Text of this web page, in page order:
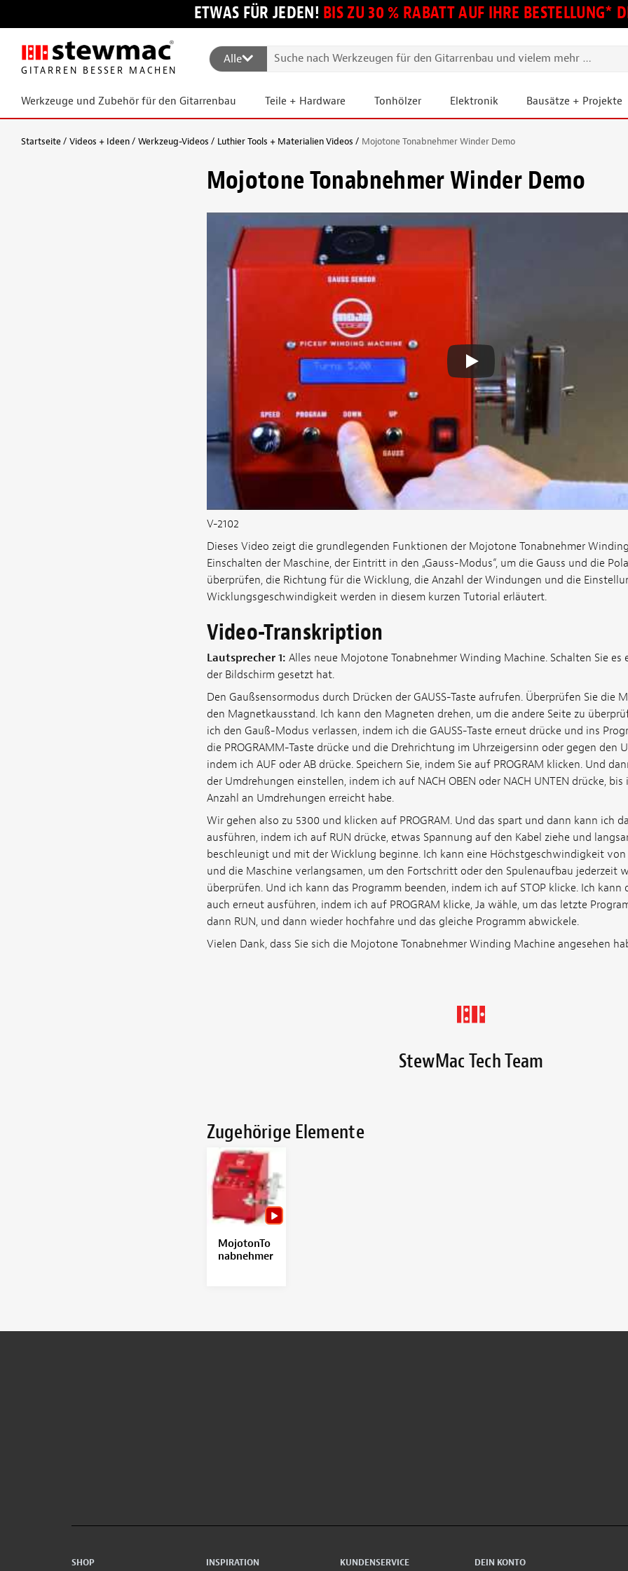
ETWAS FÜR JEDEN! BIS ZU 30 % RABATT AUF IHRE BESTELLUNG*
GITARREN BESSER MACHEN
Alle
Werkzeuge und Zubehör für den Gitarrenbau Teile + Hardware Tonhölzer Elektronik Bausätze + Projekte
Startseite Videos + Ideen Werkzeug-Videos Luthier Tools + Materialien Videos Mojotone Tonabnehmer Winder Demo
Mojotone Tonabnehmer Winder Demo
V-2102
Dieses Video zeigt die grundlegenden Funktionen der Mojotone Tonabnehmer
Einschalten der Maschine, der Eintritt in den „Gauss-Modus“, um die Gauss und die
überprüfen, die Richtung für die Wicklung, die Anzahl der Windungen und die
Wicklungsgeschwindigkeit werden in diesem kurzen Tutorial erläutert.
Video-Transkription
Lautsprecher 1: Alles neue Mojotone Tonabnehmer Winding Machine. Schalten Sie es
der Bildschirm gesetzt hat.
Den Gaußsensormodus durch Drücken der GAUSS-Taste aufrufen. Überprüfen Sie die
den Magnetkausstand. Ich kann den Magneten drehen, um die andere Seite zu
ich den Gauß-Modus verlassen, indem ich die GAUSS-Taste erneut drücke und ins
die PROGRAMM-Taste drücke und die Drehrichtung im Uhrzeigersinn oder gegen den
indem ich AUF oder AB drücke. Speichern Sie, indem Sie auf PROGRAM klicken. Und
der Umdrehungen einstellen, indem ich auf NACH OBEN oder NACH UNTEN drücke,
Anzahl an Umdrehungen erreicht habe.
Wir gehen also zu 5300 und klicken auf PROGRAM. Und das spart und dann kann ich
ausführen, indem ich auf RUN drücke, etwas Spannung auf den Kabel ziehe und
beschleunigt und mit der Wicklung beginne. Ich kann eine Höchstgeschwindigkeit von
und die Maschine verlangsamen, um den Fortschritt oder den Spulenaufbau jederzeit
überprüfen. Und ich kann das Programm beenden, indem ich auf STOP klicke. Ich kann
auch erneut ausführen, indem ich auf PROGRAM klicke, Ja wähle, um das letzte
dann RUN, und dann wieder hochfahre und das gleiche Programm abwickele.
Vielen Dank, dass Sie sich die Mojotone Tonabnehmer Winding Machine angesehen
StewMac Tech Team
Zugehörige Elemente
MojotonTo
nabnehmer
SHOP INSPIRATION KUNDENSERVICE DEIN KONTO